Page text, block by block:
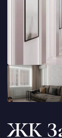
ЖК